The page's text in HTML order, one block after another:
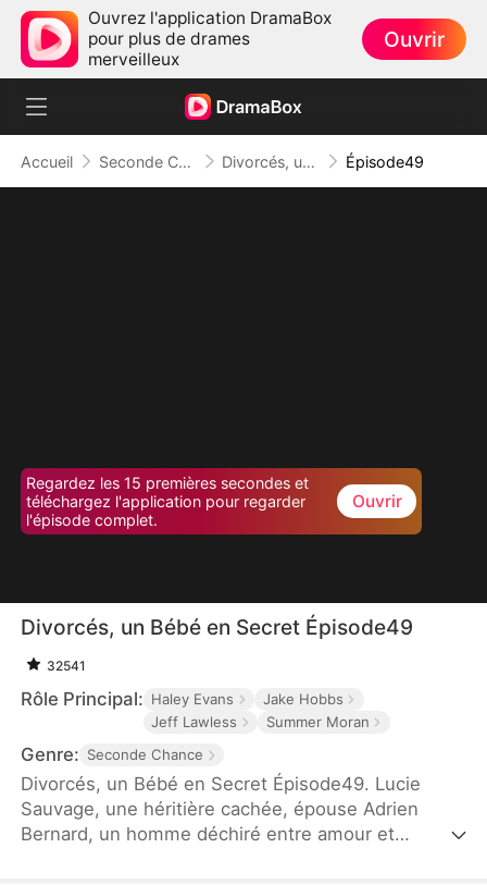
Ouvrez l'application DramaBox
pour plus de drames
merveilleux
Ouvrir
Accueil Seconde Chance Divorcés, un Bébé en Secret Épisode49
Regardez les 15 premières secondes et
téléchargez l'application pour regarder
l'épisode complet.
Ouvrir
Divorcés, un Bébé en Secret Épisode49
32541
Rôle Principal: Haley Evans
Jake Hobbs
Jeff Lawless
Summer Moran
Genre: Seconde Chance
Divorcés, un Bébé en Secret Épisode49. Lucie
Sauvage, une héritière cachée, épouse Adrien
Bernard, un homme déchiré entre amour et